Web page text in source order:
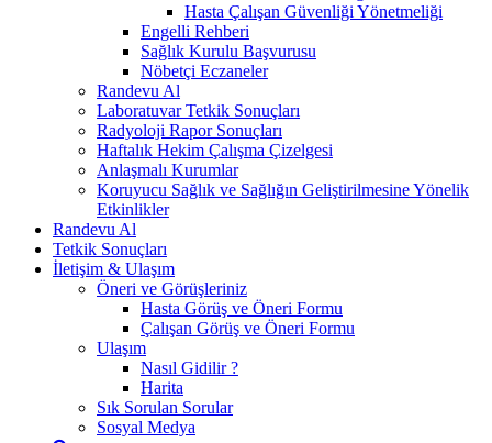
Hasta Çalışan Güvenliği Yönetmeliği
Engelli Rehberi
Sağlık Kurulu Başvurusu
Nöbetçi Eczaneler
Randevu Al
Laboratuvar Tetkik Sonuçları
Radyoloji Rapor Sonuçları
Haftalık Hekim Çalışma Çizelgesi
Anlaşmalı Kurumlar
Koruyucu Sağlık ve Sağlığın Geliştirilmesine Yönelik
Etkinlikler
Randevu Al
Tetkik Sonuçları
İletişim & Ulaşım
Öneri ve Görüşleriniz
Hasta Görüş ve Öneri Formu
Çalışan Görüş ve Öneri Formu
Ulaşım
Nasıl Gidilir ?
Harita
Sık Sorulan Sorular
Sosyal Medya